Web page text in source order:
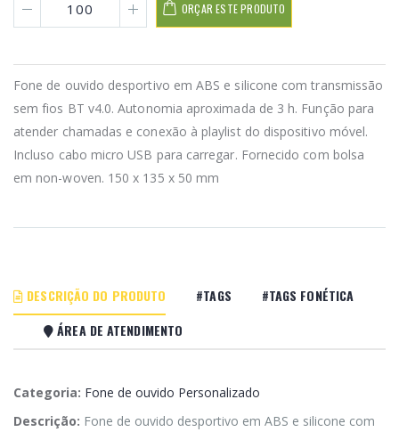
ORÇAR ESTE PRODUTO
Fone de ouvido desportivo em ABS e silicone com transmissão
sem fios BT v4.0. Autonomia aproximada de 3 h. Função para
atender chamadas e conexão à playlist do dispositivo móvel.
Incluso cabo micro USB para carregar. Fornecido com bolsa
em non-woven. 150 x 135 x 50 mm
DESCRIÇÃO DO PRODUTO #TAGS
#TAGS FONÉTICA
ÁREA DE ATENDIMENTO
Categoria: Fone de ouvido Personalizado
Descrição: Fone de ouvido desportivo em ABS e silicone com